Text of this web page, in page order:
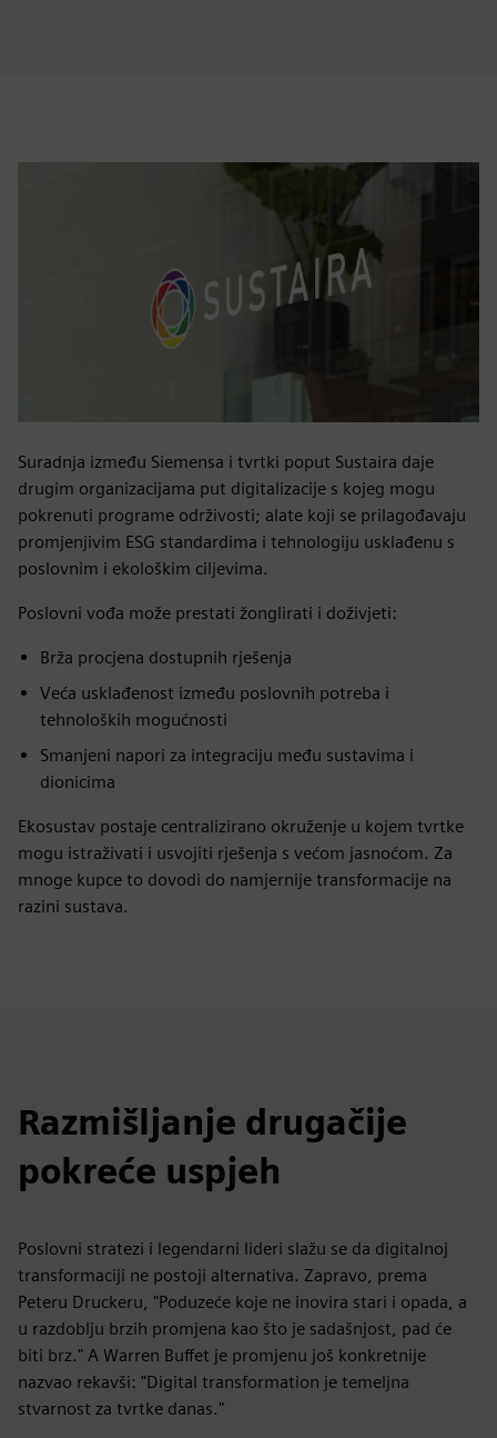
Suradnja između Siemensa i tvrtki poput Sustaira daje
drugim organizacijama put digitalizacije s kojeg mogu
pokrenuti programe održivosti; alate koji se prilagođavaju
promjenjivim ESG standardima i tehnologiju usklađenu s
poslovnim i ekološkim ciljevima.
Poslovni vođa može prestati žonglirati i doživjeti:
Brža procjena dostupnih rješenja
Veća usklađenost između poslovnih potreba i
tehnoloških mogućnosti
Smanjeni napori za integraciju među sustavima i
dionicima
Ekosustav postaje centralizirano okruženje u kojem tvrtke
mogu istraživati i usvojiti rješenja s većom jasnoćom. Za
mnoge kupce to dovodi do namjernije transformacije na
razini sustava.
Razmišljanje drugačije
pokreće uspjeh
Poslovni stratezi i legendarni lideri slažu se da digitalnoj
transformaciji ne postoji alternativa. Zapravo, prema
Peteru Druckeru, "Poduzeće koje ne inovira stari i opada, a
u razdoblju brzih promjena kao što je sadašnjost, pad će
biti brz." A Warren Buffet je promjenu još konkretnije
nazvao rekavši: "Digital transformation je temeljna
stvarnost za tvrtke danas."